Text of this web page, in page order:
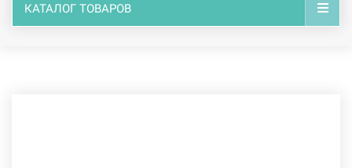
КАТАЛОГ ТОВАРОВ